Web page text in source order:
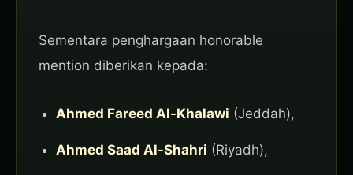
Sementara penghargaan honorable
mention diberikan kepada:
Ahmed Fareed Al-Khalawi (Jeddah),
Ahmed Saad Al-Shahri (Riyadh),